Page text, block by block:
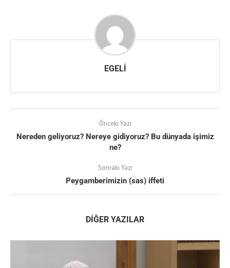
EGELI
Önceki Yazı
Nereden geliyoruz? Nereye gidiyoruz? Bu dünyada işimiz
ne?
Sonraki Yazı
Peygamberimizin (sas) iffeti
DIĞER YAZILAR